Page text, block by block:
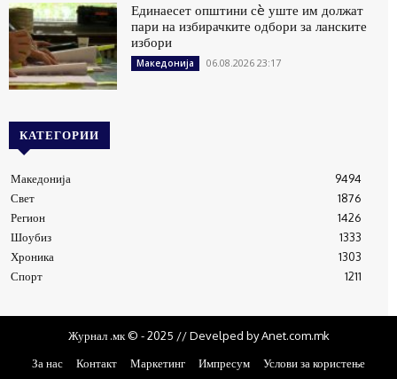
Единаесет општини сè уште им должат
пари на избирачките одбори за ланските
избори
Македонија 06.08.2026 23:17
КАТЕГОРИИ
Македонија
9494
Свет
1876
Регион
1426
Шоубиз
1333
Хроника
1303
Спорт
1211
Журнал .мк © - 2025 // Develped by Anet.com.mk
За нас
Контакт Маркетинг Импресум Услови за користење